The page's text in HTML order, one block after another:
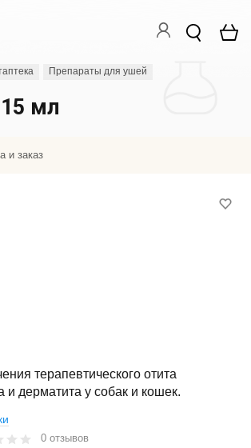
Препараты для ушей
мл
и заказ
терапевтического отита
и дерматита у собак и кошек.
0 отзывов